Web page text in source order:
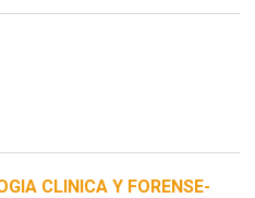
CLINICA Y FORENSE-